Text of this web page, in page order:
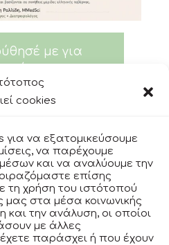
cookies
για να εξατομικεύσουμε
να παρέχουμε
μέσων και να αναλύουμε την
επίσης
τη χρήση του ιστότοπού
μας στα μέσα κοινωνικής
και την ανάλυση, οι οποίοι
με άλλες
παράσχει ή που έχουν
με για